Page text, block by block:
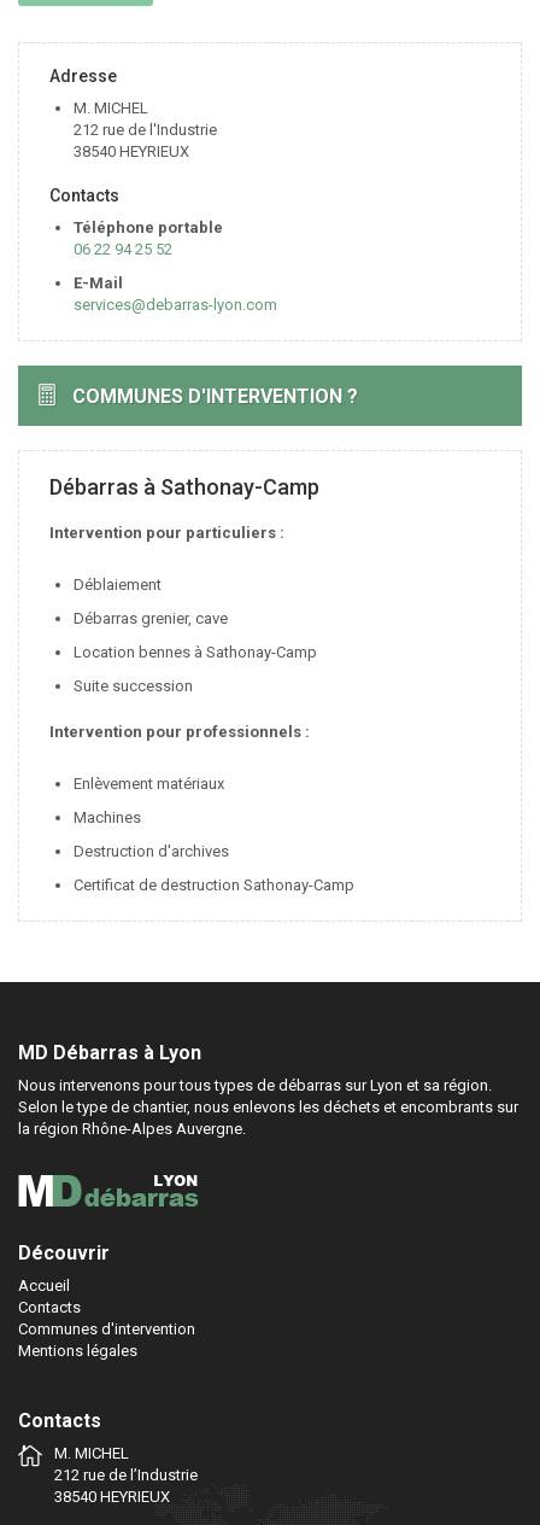
Adresse
M. MICHEL
212 rue de l'Industrie
38540 HEYRIEUX
Contacts
Téléphone portable
06 22 94 25 52
E-Mail
services@debarras-lyon.com
COMMUNES D'INTERVENTION ?
Débarras à Sathonay-Camp
Intervention pour particuliers :
Déblaiement
Débarras grenier, cave
Location bennes à Sathonay-Camp
Suite succession
Intervention pour professionnels :
Enlèvement matériaux
Machines
Destruction d'archives
Certificat de destruction Sathonay-Camp
MD Débarras à Lyon
Nous intervenons pour tous types de débarras sur Lyon et sa région.
Selon le type de chantier, nous enlevons les déchets et encombrants sur
la région Rhône-Alpes Auvergne.
Découvrir
Accueil
Contacts
Communes d'intervention
Mentions légales
Contacts
M. MICHEL
212 rue de l’Industrie
38540 HEYRIEUX